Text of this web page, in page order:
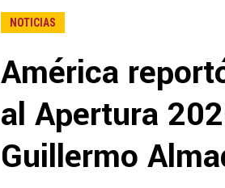
NOTICIAS
América
al Apertura
Guillermo